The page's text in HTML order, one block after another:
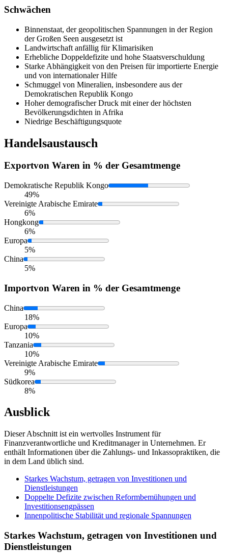
Schwächen
Binnenstaat, der geopolitischen Spannungen in der Region
der Großen Seen ausgesetzt ist
Landwirtschaft anfällig für Klimarisiken
Erhebliche Doppeldefizite und hohe Staatsverschuldung
Starke Abhängigkeit von den Preisen für importierte Energie
und von internationaler Hilfe
Schmuggel von Mineralien, insbesondere aus der
Demokratischen Republik Kongo
Hoher demografischer Druck mit einer der höchsten
Bevölkerungsdichten in Afrika
Niedrige Beschäftigungsquote
Handelsaustausch
Exportvon Waren in % der Gesamtmenge
Demokratische Republik Kongo
49%
Vereinigte Arabische Emirate
6%
Hongkong
6%
Europa
5%
China
5%
Importvon Waren in % der Gesamtmenge
China
18%
Europa
10%
Tanzania
10%
Vereinigte Arabische Emirate
9%
Südkorea
8%
Ausblick
Dieser Abschnitt ist ein wertvolles Instrument für
Finanzverantwortliche und Kreditmanager in Unternehmen. Er
enthält Informationen über die Zahlungs- und Inkassopraktiken, die
in dem Land üblich sind.
Starkes Wachstum, getragen von Investitionen und
Dienstleistungen
Doppelte Defizite zwischen Reformbemühungen und
Investitionsengpässen
Innenpolitische Stabilität und regionale Spannungen
Starkes Wachstum, getragen von Investitionen und
Dienstleistungen